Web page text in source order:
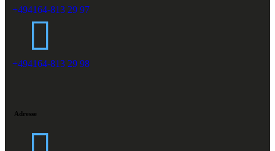
+494164-813 29 97
+494164-813 29 98
Adresse